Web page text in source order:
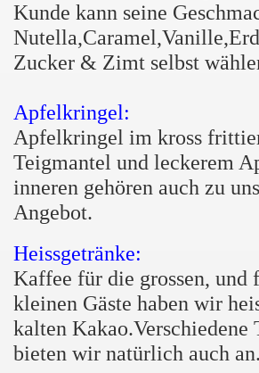
Kunde kann seine
Zucker & Zimt selbst
Apfelkringel:
Apfelkringel im kross
Teigmantel und leckerem
inneren gehören auch zu
Angebot.
Heissgetränke:
Kaffee für die grossen, und
kleinen Gäste haben wir
kalten Kakao.Verschiedene
bieten wir natürlich auch an.